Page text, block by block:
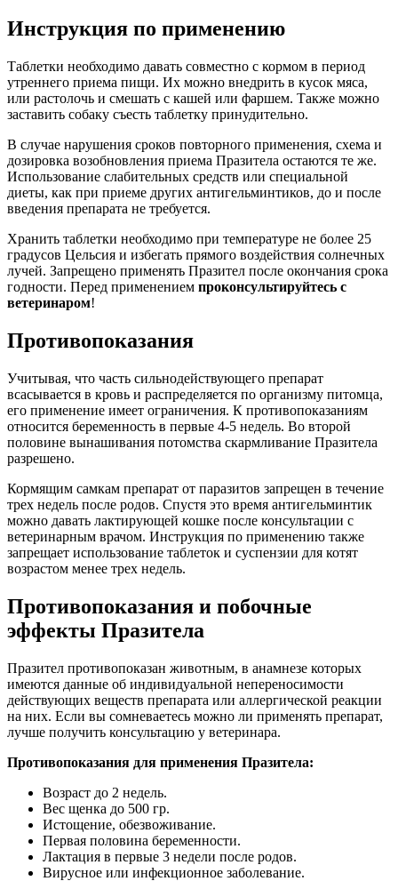
Инструкция по применению
Таблетки необходимо давать совместно с кормом в период
утреннего приема пищи. Их можно внедрить в кусок мяса,
или растолочь и смешать с кашей или фаршем. Также можно
заставить собаку съесть таблетку принудительно.
В случае нарушения сроков повторного применения, схема и
дозировка возобновления приема Празитела остаются те же.
Использование слабительных средств или специальной
диеты, как при приеме других антигельминтиков, до и после
введения препарата не требуется.
Хранить таблетки необходимо при температуре не более 25
градусов Цельсия и избегать прямого воздействия солнечных
лучей. Запрещено применять Празител после окончания срока
годности. Перед применением проконсультируйтесь с
ветеринаром!
Противопоказания
Учитывая, что часть сильнодействующего препарат
всасывается в кровь и распределяется по организму питомца,
его применение имеет ограничения. К противопоказаниям
относится беременность в первые 4-5 недель. Во второй
половине вынашивания потомства скармливание Празитела
разрешено.
Кормящим самкам препарат от паразитов запрещен в течение
трех недель после родов. Спустя это время антигельминтик
можно давать лактирующей кошке после консультации с
ветеринарным врачом. Инструкция по применению также
запрещает использование таблеток и суспензии для котят
возрастом менее трех недель.
Противопоказания и побочные
эффекты Празитела
Празител противопоказан животным, в анамнезе которых
имеются данные об индивидуальной непереносимости
действующих веществ препарата или аллергической реакции
на них. Если вы сомневаетесь можно ли применять препарат,
лучше получить консультацию у ветеринара.
Противопоказания для применения Празитела:
Возраст до 2 недель.
Вес щенка до 500 гр.
Истощение, обезвоживание.
Первая половина беременности.
Лактация в первые 3 недели после родов.
Вирусное или инфекционное заболевание.